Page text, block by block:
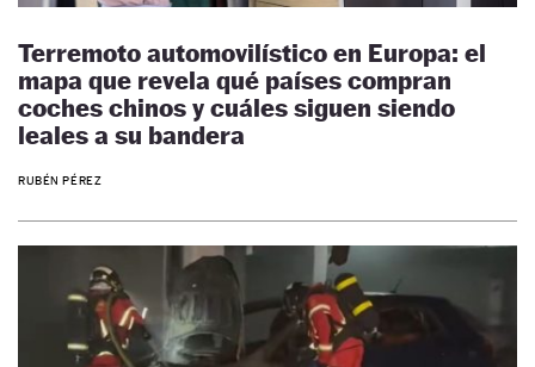
Terremoto automovilístico en Europa: el
mapa que revela qué países compran
coches chinos y cuáles siguen siendo
leales a su bandera
RUBÉN PÉREZ